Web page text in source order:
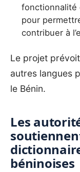
fonctionnalité
pour
contribuer à
Le projet
autres langues
le Bénin.
‎Les
béninoises